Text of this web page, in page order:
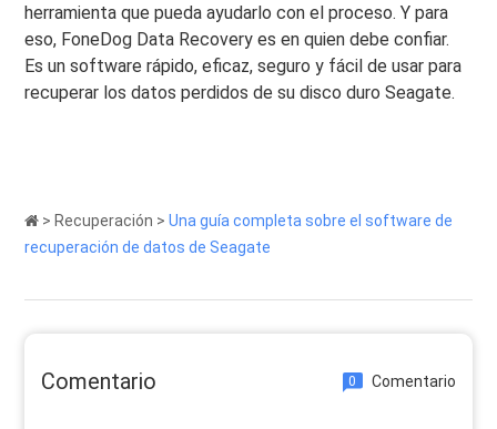
herramienta que pueda ayudarlo con el proceso. Y para
eso, FoneDog Data Recovery es en quien debe confiar.
Es un software rápido, eficaz, seguro y fácil de usar para
recuperar los datos perdidos de su disco duro Seagate.
> Recuperación >Una guía completa sobre el software de
recuperación de datos de Seagate
Comentario 0 Comentario